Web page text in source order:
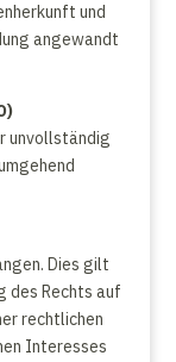
und
angewandt
unvollständig
Dies gilt
des Rechts auf
rechtlichen
Interesses